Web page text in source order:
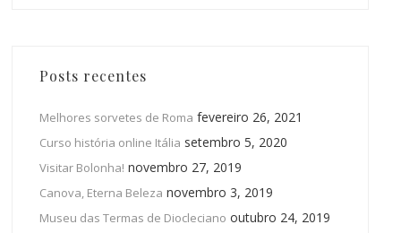
Posts recentes
Melhores sorvetes de Roma fevereiro 26, 2021
Curso história online Itália setembro 5, 2020
Visitar Bolonha! novembro 27, 2019
Canova, Eterna Beleza novembro 3, 2019
Museu das Termas de Diocleciano outubro 24, 2019